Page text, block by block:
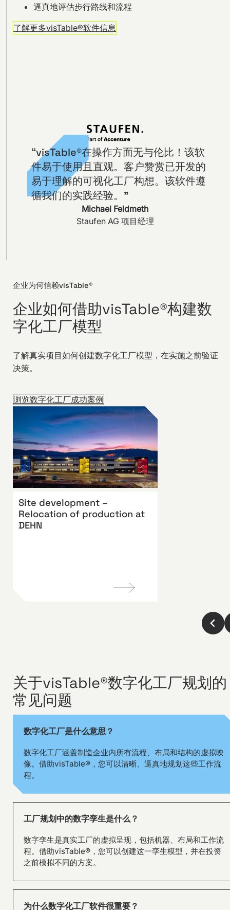
逼真地评估步行路线和流程
了解更多visTable®软件信息
“visTable®在操作方面无与伦比！该软
件易于使用且直观。客户赞赏已开发的
易于理解的可视化工厂构想。该软件遵
循我们的实践经验。”
Michael Feldmeth
Staufen AG 项目经理
企业为何信赖visTable®
企业如何借助visTable®构建数
字化工厂模型
了解真实项目如何创建数字化工厂模型，在实施之前验证
决策。
Site development –
Relocation of production at
DEHN
Visual management using
visTable® at the
Fendt
SILOKING is planning a major
capacity expansion with
浏览数字化工厂成功案例
关于visTable®数字化工厂规划的
常见问题
数字化工厂是什么意思？
数字化工厂涵盖制造企业内所有流程、布局和结构的虚拟映
像。借助visTable®，您可以清晰、逼真地规划这些工作流
程。
工厂规划中的数字孪生是什么？
数字孪生是真实工厂的虚拟呈现，包括机器、布局和工作流
程。借助visTable®，您可以创建这一孪生模型，并在投资
之前模拟不同的方案。
为什么数字化工厂软件很重要？